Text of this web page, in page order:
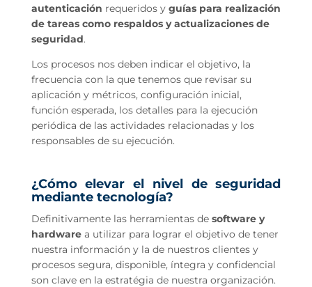
autenticación requeridos y guías para realización
de tareas como respaldos y actualizaciones de
seguridad.
Los procesos nos deben indicar el objetivo, la
frecuencia con la que tenemos que revisar su
aplicación y métricos, configuración inicial,
función esperada, los detalles para la ejecución
periódica de las actividades relacionadas y los
responsables de su ejecución.
¿Cómo elevar el nivel de seguridad
mediante tecnología?
Definitivamente las herramientas de software y
hardwarea utilizar para lograr el objetivo de tener
nuestra información y la de nuestros clientes y
procesos segura, disponible, íntegra y confidencial
son clave en la estratégia de nuestra organización.